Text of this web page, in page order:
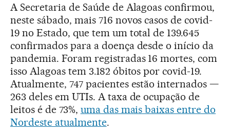
A Secretaria de Saúde de Alagoas confirmou,
neste sábado, mais 716 novos casos de covid-
19 no Estado, que tem um total de 139.645
confirmados para a doença desde o início da
pandemia. Foram registradas 16 mortes, com
isso Alagoas tem 3.182 óbitos por covid-19.
Atualmente, 747 pacientes estão internados —
263 deles em UTIs. A taxa de ocupação de
leitos é de 73%, uma das mais baixas entre do
Nordeste atualmente.